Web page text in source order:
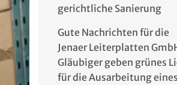
gerichtliche Sanierung
Gute Nachrichten für die
Jenaer Leiterplatten
Gläubiger geben grünes
für die Ausarbeitung eines